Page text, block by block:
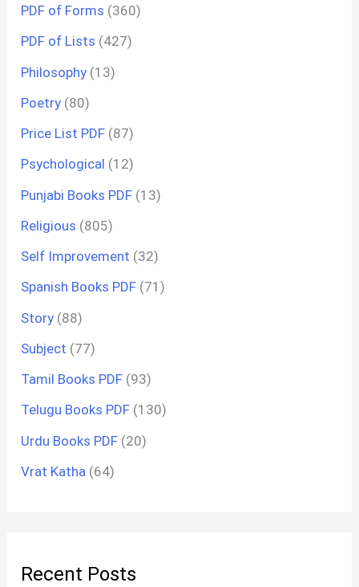
PDF of Forms (360)
PDF of Lists (427)
Philosophy (13)
Poetry (80)
Price List PDF (87)
Psychological (12)
Punjabi Books PDF (13)
Religious (805)
Self Improvement (32)
Spanish Books PDF (71)
Story (88)
Subject (77)
Tamil Books PDF (93)
Telugu Books PDF (130)
Urdu Books PDF (20)
Vrat Katha (64)
Recent Posts